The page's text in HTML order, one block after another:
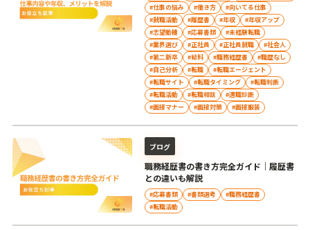
#仕事の悩み #働き方
#向いてる仕事
#就職活動
#履歴書 #年収
#年収アップ
#志望動機
#応募書類
#未経験転職
#業界選び
#正社員 #正社員就職
#社会人
#第二新卒
#給料 #職務経歴書
#職歴なし
#自己分析
#転職
#転職エージェント
#転職サイト
#転職タイミング
#転職判断
#転職活動
#転職相談
#適職診断
#面接マナー
#面接対策 #面接服装
職務経歴書の書き方完全ガイド｜履歴書
との違いも解説
ブログ
#応募書類 #書類選考
#職務経歴書
#転職活動